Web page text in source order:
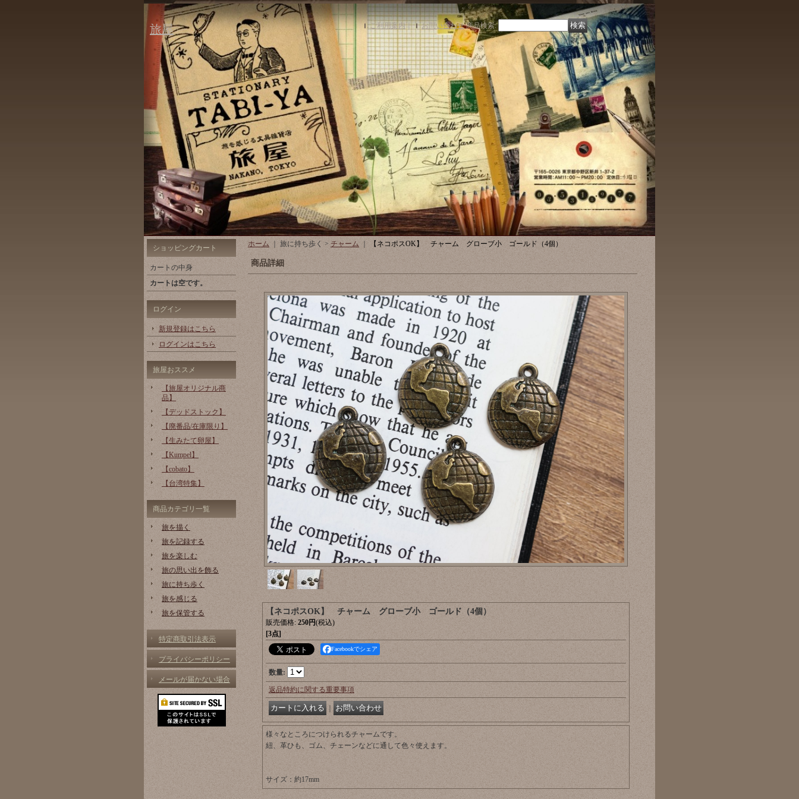
旅屋 ご利用案内｜ お問い合わせ 商品検索:
ショッピングカート
カートの中身
カートは空です。
ログイン
新規登録はこちら
ログインはこちら
旅屋おススメ
【旅屋オリジナル商
品】
【デッドストック】
【廃番品/在庫限り】
【生みたて卵屋】
【Kumpel】
【cobato】
【台湾特集】
商品カテゴリ一覧
旅を描く
旅を記録する
旅を楽しむ
旅の思い出を飾る
旅に持ち歩く
旅を感じる
旅を保管する
特定商取引法表示
プライバシーポリシー
メールが届かない場合
ホーム ｜ 旅に持ち歩く > チャーム ｜ 【ネコポスOK】 チャーム グローブ小 ゴールド（4個）
商品詳細
【ネコポスOK】 チャーム グローブ小 ゴールド（4個）
販売価格: 250円(税込)
[3点]
Facebookでシェア
数量:
返品特約に関する重要事項
｜
様々なところにつけられるチャームです。
紐、革ひも、ゴム、チェーンなどに通して色々使えます。
サイズ：約17mm